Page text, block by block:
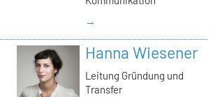
→
Hanna Wiesener
Leitung Gründung und
Transfer